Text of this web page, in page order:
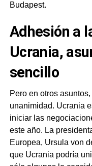
Budapest.
Adhesión a
Ucrania,
sencillo
Pero en otros
unanimidad. Ucrania
iniciar las
este año. La
Europea, Ursula von
que Ucrania podría